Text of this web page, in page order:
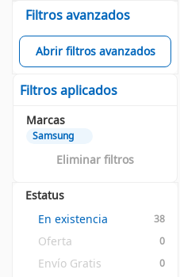
Filtros avanzados
Abrir filtros avanzados
Filtros aplicados
Marcas
Samsung
Eliminar filtros
Estatus
En existencia
38
Oferta 0
Envío Gratis 0